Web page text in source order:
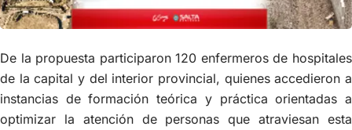
De la propuesta participaron 120 enfermeros de hospitales
de la capital y del interior provincial, quienes accedieron a
instancias de formación teórica y práctica orientadas a
optimizar la atención de personas que atraviesan esta